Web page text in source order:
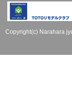
Copyright(c) Narahara